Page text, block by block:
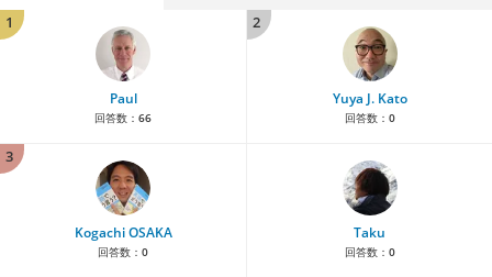
1
Paul
回答数： 66
2
Yuya J. Kato
回答数： 0
3
Kogachi OSAKA
回答数： 0
Taku
回答数： 0